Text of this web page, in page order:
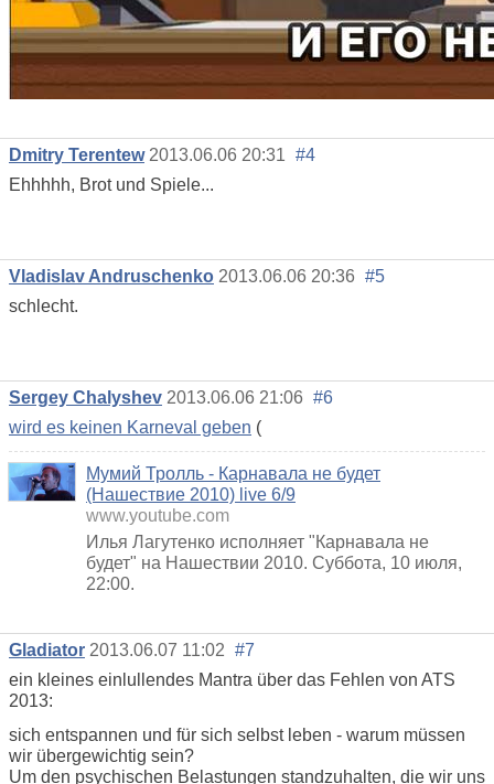
Dmitry Terentew 2013.06.06 20:31 #4
Ehhhhh, Brot und Spiele...
Vladislav Andruschenko 2013.06.06 20:36 #5
schlecht.
Sergey Chalyshev 2013.06.06 21:06 #6
wird es keinen Karneval geben (
Мумий Тролль - Карнавала не будет
(Нашествие 2010) live 6/9
www.youtube.com
Илья Лагутенко исполняет "Карнавала не
будет" на Нашествии 2010. Суббота, 10 июля,
22:00.
Gladiator 2013.06.07 11:02 #7
ein kleines einlullendes Mantra über das Fehlen von ATS
2013:
sich entspannen und für sich selbst leben - warum müssen
wir übergewichtig sein?
Um den psychischen Belastungen standzuhalten, die wir uns